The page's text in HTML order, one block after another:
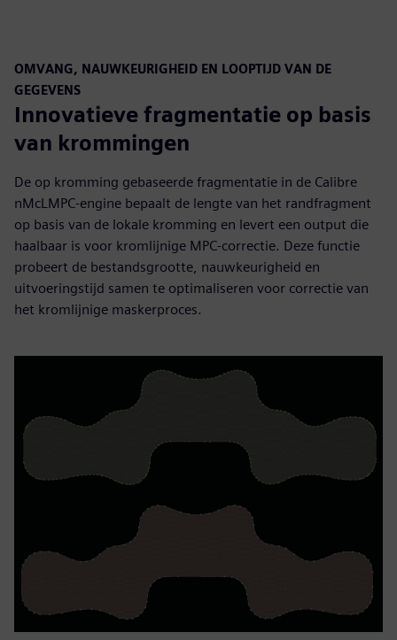
OMVANG, NAUWKEURIGHEID EN LOOPTIJD VAN DE
GEGEVENS
Innovatieve fragmentatie op basis
van krommingen
De op kromming gebaseerde fragmentatie in de Calibre
nMcLMPC-engine bepaalt de lengte van het randfragment
op basis van de lokale kromming en levert een output die
haalbaar is voor kromlijnige MPC-correctie. Deze functie
probeert de bestandsgrootte, nauwkeurigheid en
uitvoeringstijd samen te optimaliseren voor correctie van
het kromlijnige maskerproces.